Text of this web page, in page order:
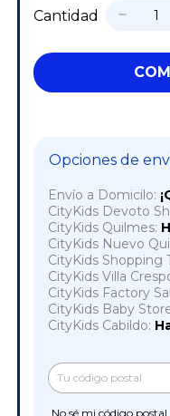
Cantidad
Opciones de
Envío a Domicilo:
CityKids Devoto
CityKids Quilmes:
CityKids Nuevo
CityKids Shopping
CityKids Villa
CityKids Factory
CityKids Baby
CityKids Cabildo:
Entregas para el CP:
No sé mi código postal